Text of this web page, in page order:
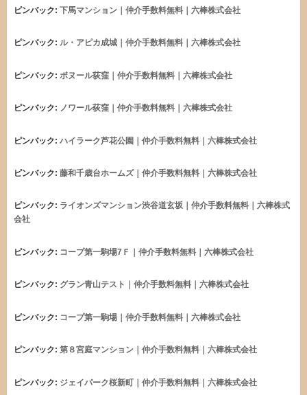
ピンバック: 下馬マンション｜仲介手数料無料｜六棒株式会社
ピンバック: ル・アピカ成城｜仲介手数料無料｜六棒株式会社
ピンバック: ボヌール荻窪｜仲介手数料無料｜六棒株式会社
ピンバック: ノワール荻窪｜仲介手数料無料｜六棒株式会社
ピンバック: ハイラーク芦花公園｜仲介手数料無料｜六棒株式会社
ピンバック: 藤和千歳台ホームズ｜仲介手数料無料｜六棒株式会社
ピンバック: ライオンズマンション渋谷道玄坂｜仲介手数料無料｜六棒株式
会社
ピンバック: コープ第一駒場7Ｆ｜仲介手数料無料｜六棒株式会社
ピンバック: グラン青山テスト｜仲介手数料無料｜六棒株式会社
ピンバック: コープ第一駒場｜仲介手数料無料｜六棒株式会社
ピンバック: 第８宮庭マンション｜仲介手数料無料｜六棒株式会社
ピンバック: ジェイパーク桜新町｜仲介手数料無料｜六棒株式会社